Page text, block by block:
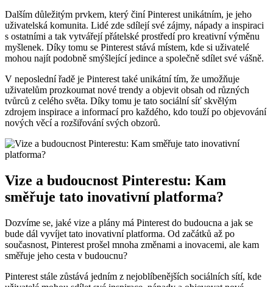
Dalším důležitým prvkem, který činí Pinterest unikátním, je jeho
uživatelská komunita. Lidé zde sdílejí své zájmy, nápady a inspiraci
s ostatními a tak vytvářejí přátelské prostředí pro kreativní výměnu
myšlenek. Díky tomu se Pinterest stává místem, kde si uživatelé
mohou najít podobně smýšlející jedince a společně sdílet své vášně.
V neposlední řadě je Pinterest také unikátní tím, že umožňuje
uživatelům prozkoumat nové trendy a objevit obsah od různých
tvůrců z celého světa. Díky tomu je tato sociální síť skvělým
zdrojem inspirace a informací pro každého, kdo touží po objevování
nových věcí a rozšiřování svých obzorů.
Vize a budoucnost Pinterestu: Kam
směřuje tato inovativní platforma?
Dozvíme se, jaké vize a plány má Pinterest do budoucna a jak se
bude dál vyvíjet tato inovativní platforma. Od začátků až po
současnost, Pinterest prošel mnoha změnami a inovacemi, ale kam
směřuje jeho cesta v budoucnu?
Pinterest stále zůstává jedním z nejoblíbenějších sociálních sítí, kde